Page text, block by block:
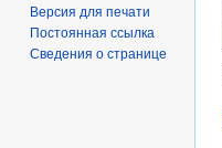
Версия для печати
Постоянная ссылка
Сведения о странице